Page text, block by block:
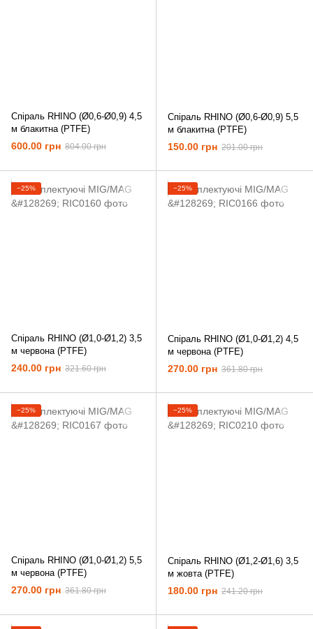
Спіраль RHINO (Ø0,6-Ø0,9) 4,5
м блакитна (PTFE)
600.00 грн 804.00 грн
Спіраль RHINO (Ø0,6-Ø0,9) 5,5
м блакитна (PTFE)
150.00 грн 201.00 грн
−25%
Спіраль RHINO (Ø1,0-Ø1,2) 3,5
м червона (PTFE)
240.00 грн 321.60 грн
−25%
Спіраль RHINO (Ø1,0-Ø1,2) 4,5
м червона (PTFE)
270.00 грн 361.80 грн
−25%
Спіраль RHINO (Ø1,0-Ø1,2) 5,5
м червона (PTFE)
270.00 грн 361.80 грн
−25%
Спіраль RHINO (Ø1,2-Ø1,6) 3,5
м жовта (PTFE)
180.00 грн 241.20 грн